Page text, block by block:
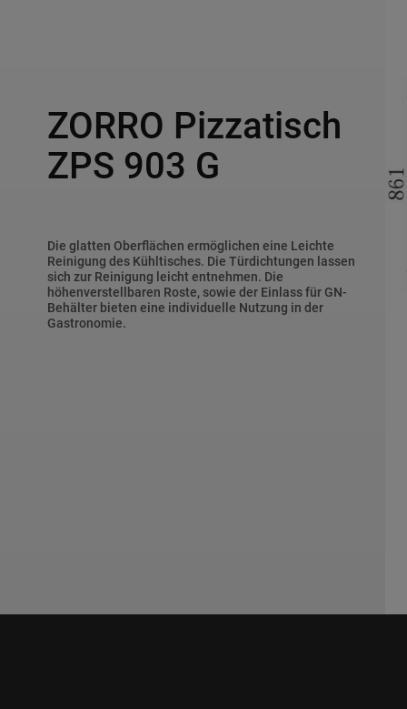
ZORRO Pizzatisch
ZPS 903 G
Die glatten Oberflächen ermöglichen eine Leichte
Reinigung des Kühltisches. Die Türdichtungen lassen
sich zur Reinigung leicht entnehmen. Die
höhenverstellbaren Roste, sowie der Einlass für GN-
Behälter bieten eine individuelle Nutzung in der
Gastronomie.